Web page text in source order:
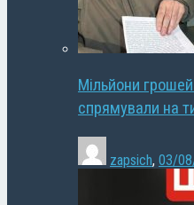
Мільйони
спрямували на
zapsich, 03/